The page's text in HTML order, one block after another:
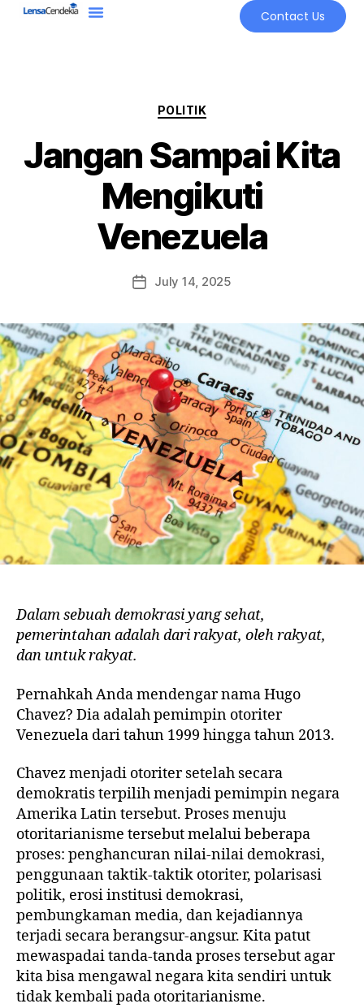
Contact Us
POLITIK
Jangan Sampai Kita
Mengikuti
Venezuela
July 14, 2025
Dalam sebuah demokrasi yang sehat,
pemerintahan adalah dari rakyat, oleh rakyat,
dan untuk rakyat.
Pernahkah Anda mendengar nama Hugo
Chavez? Dia adalah pemimpin otoriter
Venezuela dari tahun 1999 hingga tahun 2013.
Chavez menjadi otoriter setelah secara
demokratis terpilih menjadi pemimpin negara
Amerika Latin tersebut. Proses menuju
otoritarianisme tersebut melalui beberapa
proses: penghancuran nilai-nilai demokrasi,
penggunaan taktik-taktik otoriter, polarisasi
politik, erosi institusi demokrasi,
pembungkaman media, dan kejadiannya
terjadi secara berangsur-angsur. Kita patut
mewaspadai tanda-tanda proses tersebut agar
kita bisa mengawal negara kita sendiri untuk
tidak kembali pada otoritarianisme.